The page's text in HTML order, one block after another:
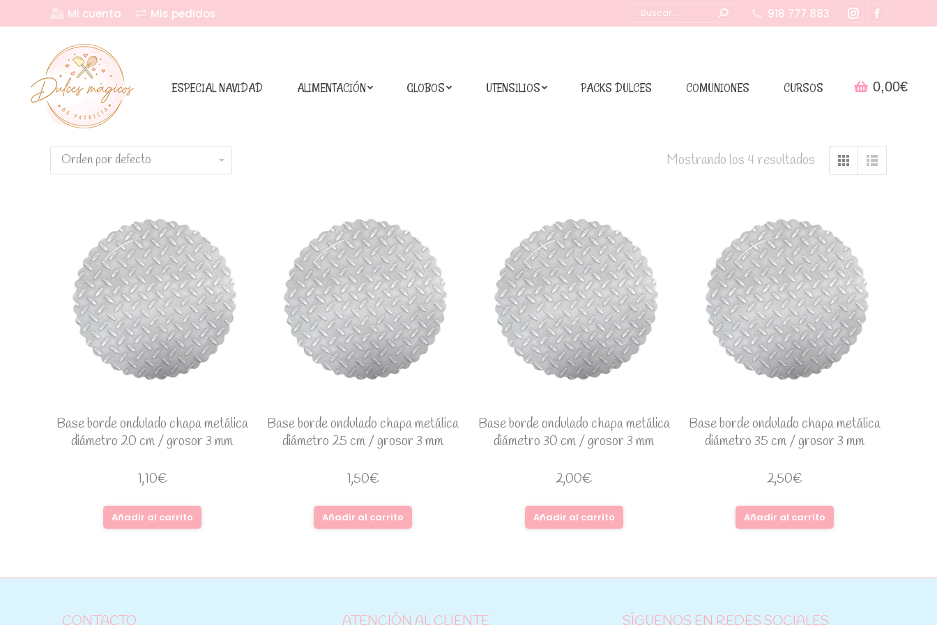
Mi cuenta Mis pedidos Buscar: 918 777 883
Instagram
in
Facebook
in
ESPECIAL NAVIDAD ALIMENTACIÓN GLOBOS UTENSILIOS PACKS DULCES COMUNIONES CURSOS 0,00€
Mostrando los 4 resultados
Base borde ondulado chapa metálica
diámetro 20 cm / grosor 3 mm
1,10€
Añadir al carrito
Base borde ondulado chapa metálica
diámetro 25 cm / grosor 3 mm
1,50€
Añadir al carrito
Base borde ondulado chapa metálica
diámetro 30 cm / grosor 3 mm
2,00€
Añadir al carrito
Base borde ondulado chapa metálica
diámetro 35 cm / grosor 3 mm
2,50€
Añadir al carrito